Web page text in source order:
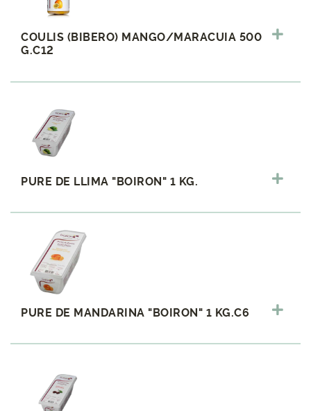
COULIS (BIBERO) MANGO/MARACUIA 500
G.C12
PURE DE LLIMA "BOIRON" 1 KG.
PURE DE MANDARINA "BOIRON" 1 KG.C6